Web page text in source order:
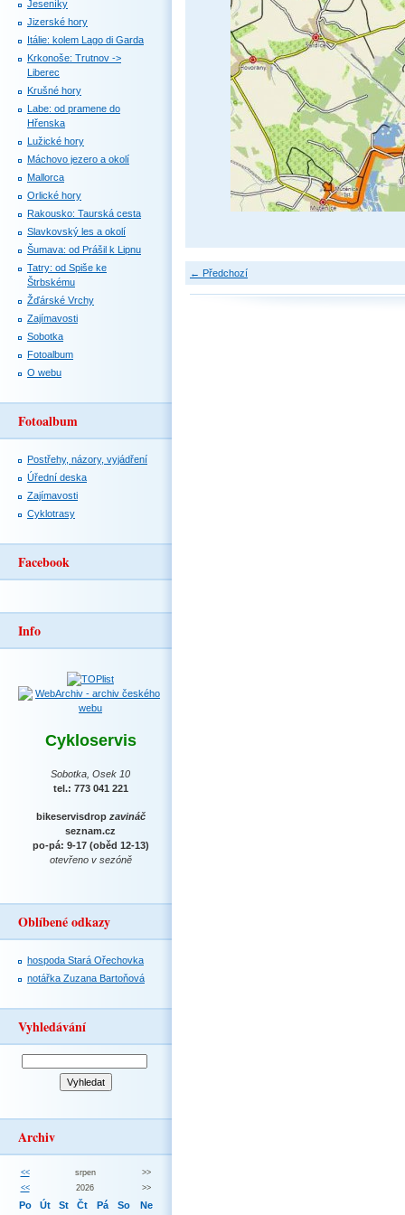
← Předchozí
Jeseníky
Jizerské hory
Itálie: kolem Lago di Garda
Krkonoše: Trutnov ->
Liberec
Krušné hory
Labe: od pramene do
Hřenska
Lužické hory
Máchovo jezero a okolí
Mallorca
Orlické hory
Rakousko: Taurská cesta
Slavkovský les a okolí
Šumava: od Prášil k Lipnu
Tatry: od Spiše ke
Štrbskému
Žďárské Vrchy
Zajímavosti
Sobotka
Fotoalbum
O webu
Fotoalbum
Postřehy, názory, vyjádření
Úřední deska
Zajímavosti
Cyklotrasy
Facebook
Info
Cykloservis
Sobotka, Osek 10
tel.: 773 041 221
bikeservisdrop zavináč
seznam.cz
po-pá: 9-17 (oběd 12-13)
otevřeno v sezóně
Oblíbené odkazy
hospoda Stará Ořechovka
notářka Zuzana Bartoňová
Vyhledávání
Archiv
<< srpen
>>
<<
2026 >>
Po Út St Čt Pá So Ne